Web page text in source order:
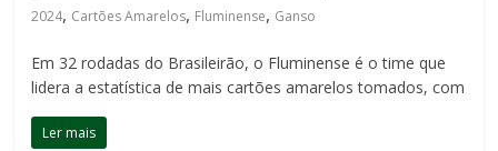
2024, Cartões Amarelos, Fluminense, Ganso
Em 32 rodadas do Brasileirão, o Fluminense é o time que
lidera a estatística de mais cartões amarelos tomados, com
Ler mais